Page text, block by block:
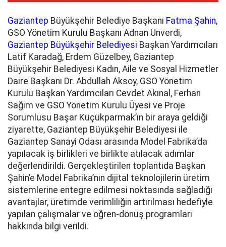
Gaziantep Büyükşehir Belediye Başkanı Fatma Şahin,
GSO Yönetim Kurulu Başkanı Adnan Ünverdi,
Gaziantep Büyükşehir Belediyesi Başkan Yardımcıları
Latif Karadağ, Erdem Güzelbey, Gaziantep
Büyükşehir Belediyesi Kadın, Aile ve Sosyal Hizmetler
Daire Başkanı Dr. Abdullah Aksoy, GSO Yönetim
Kurulu Başkan Yardımcıları Cevdet Akınal, Ferhan
Sağım ve GSO Yönetim Kurulu Üyesi ve Proje
Sorumlusu Başar Küçükparmak’ın bir araya geldiği
ziyarette, Gaziantep Büyükşehir Belediyesi ile
Gaziantep Sanayi Odası arasında Model Fabrika’da
yapılacak iş birlikleri ve birlikte atılacak adımlar
değerlendirildi. Gerçekleştirilen toplantıda Başkan
Şahin’e Model Fabrika’nın dijital teknolojilerin üretim
sistemlerine entegre edilmesi noktasında sağladığı
avantajlar, üretimde verimliliğin artırılması hedefiyle
yapılan çalışmalar ve öğren-dönüş programları
hakkında bilgi verildi.